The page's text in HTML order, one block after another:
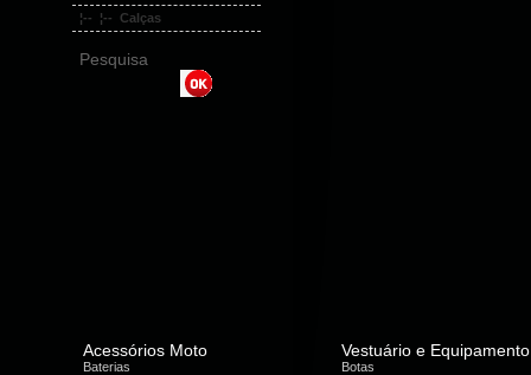
¦-- ¦-- Calças
Pesquisa
Acessórios Moto
Baterias
Vestuário e Equipamento
Botas